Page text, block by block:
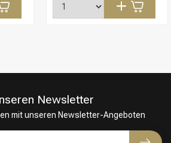
Newsletter
mit unseren Newsletter-Angeboten